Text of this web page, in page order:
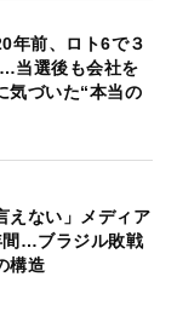
年前、ロト6で３
当選後も会社を
気づいた“本当の
えない」メディア
間…ブラジル敗戦
構造